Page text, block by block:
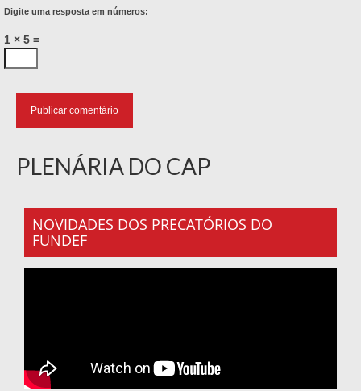
Digite uma resposta em números:
1 × 5 =
PLENÁRIA DO CAP
NOVIDADES DOS PRECATÓRIOS DO
FUNDEF